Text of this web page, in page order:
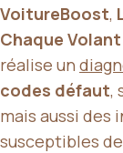
VoitureBoost,
Chaque
réalise un
codes défaut,
mais aussi
susceptibles